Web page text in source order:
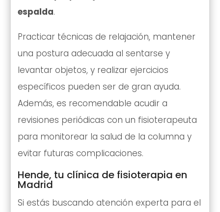
espalda.
Practicar técnicas de relajación, mantener
una postura adecuada al sentarse y
levantar objetos, y realizar ejercicios
específicos pueden ser de gran ayuda.
Además, es recomendable acudir a
revisiones periódicas con un fisioterapeuta
para monitorear la salud de la columna y
evitar futuras complicaciones.
Hende, tu clínica de fisioterapia en
Madrid
Si estás buscando atención experta para el